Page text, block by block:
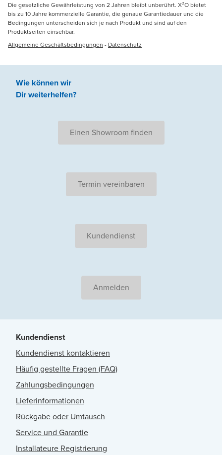
Die gesetzliche Gewährleistung von 2 Jahren bleibt unberührt. X²O bietet
bis zu 10 Jahre kommerzielle Garantie, die genaue Garantiedauer und die
Bedingungen unterscheiden sich je nach Produkt und sind auf den
Produktseiten einsehbar.
Allgemeine Geschäftsbedingungen - Datenschutz
Wie können wir
Dir weiterhelfen?
Einen Showroom finden
Termin vereinbaren
Kundendienst
Anmelden
Kundendienst
Kundendienst kontaktieren
Häufig gestellte Fragen (FAQ)
Zahlungsbedingungen
Lieferinformationen
Rückgabe oder Umtausch
Service und Garantie
Installateure Registrierung